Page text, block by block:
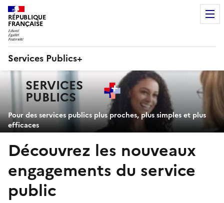
RÉPUBLIQUE
FRANÇAISE
Services Publics+
principaleSERVICES
PUBLICS+
Pour des services publics plus proches, plus simples et plus
efficaces
Découvrez les nouveaux
engagements du service
public